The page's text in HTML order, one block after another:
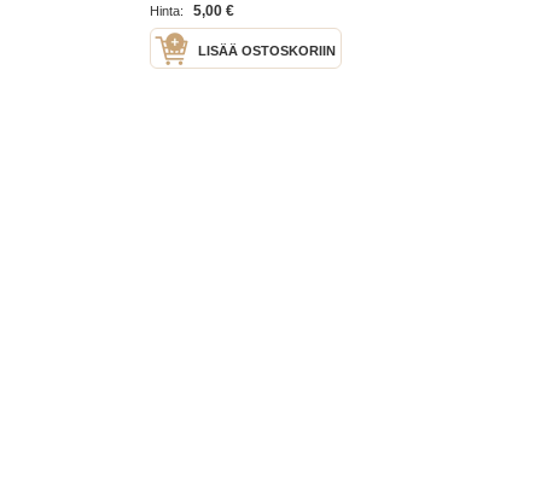
Hinta:
5,00 €
LISÄÄ OSTOSKORIIN